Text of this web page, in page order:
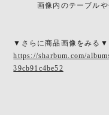
画像内のテーブルや備
▼さらに商品画像をみる▼
https://sharbum.com/
39cb91c4be52